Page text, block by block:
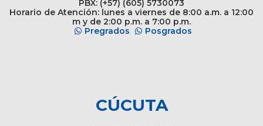
PBX: (+57) (605) 5730073
Horario de Atención: lunes a viernes de 8:00 a.m. a 12:00
m y de 2:00 p.m. a 7:00 p.m.
Pregrados
Posgrados
CÚCUTA